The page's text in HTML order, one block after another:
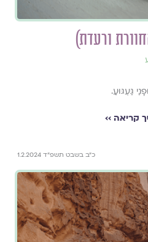
ורעדת)
גַּעְגּוּעַ.
קריאה ››
כ״ב בשבט תשפ״ד 1.2.2024